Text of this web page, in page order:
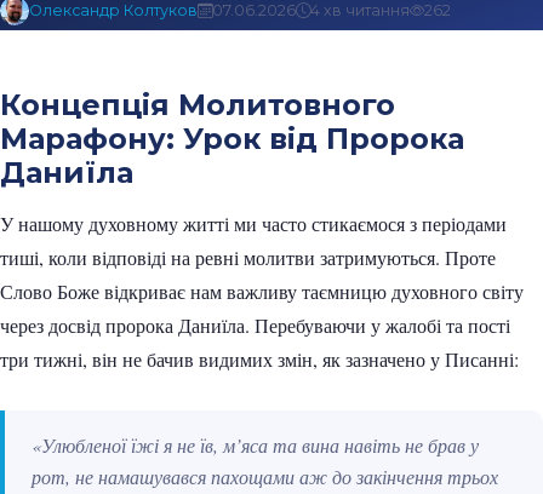
Олександр Колтуков 07.06.2026 4 хв читання 262
Концепція Молитовного
Марафону: Урок від Пророка
Даниїла
У нашому духовному житті ми часто стикаємося з періодами
тиші, коли відповіді на ревні молитви затримуються. Проте
Слово Боже відкриває нам важливу таємницю духовного світу
через досвід пророка Даниїла. Перебуваючи у жалобі та пості
три тижні, він не бачив видимих змін, як зазначено у Писанні:
«Улюбленої їжі я не їв, м’яса та вина навіть не брав у
рот, не намашувався пахощами аж до закінчення трьох